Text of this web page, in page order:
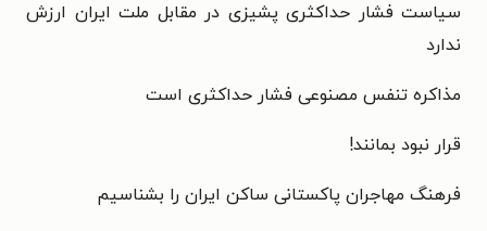
سیاست فشار حداکثری پشیزی در مقابل ملت ایران ارزش
ندارد
مذاکره تنفس مصنوعی فشار حداکثری است
قرار نبود بمانند!
فرهنگ مهاجران پاکستانی ساکن ایران را بشناسیم